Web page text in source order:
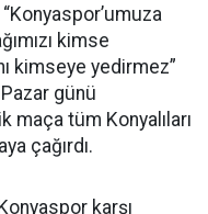
kimse
kimseye yedirmez”
günü
maça tüm Konyalıları
çağırdı.
karşı